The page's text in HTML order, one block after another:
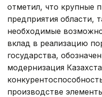
отметил, что крупные
предприятия области,
необходимые
вклад в реализацию
государства,
модернизация
производстве